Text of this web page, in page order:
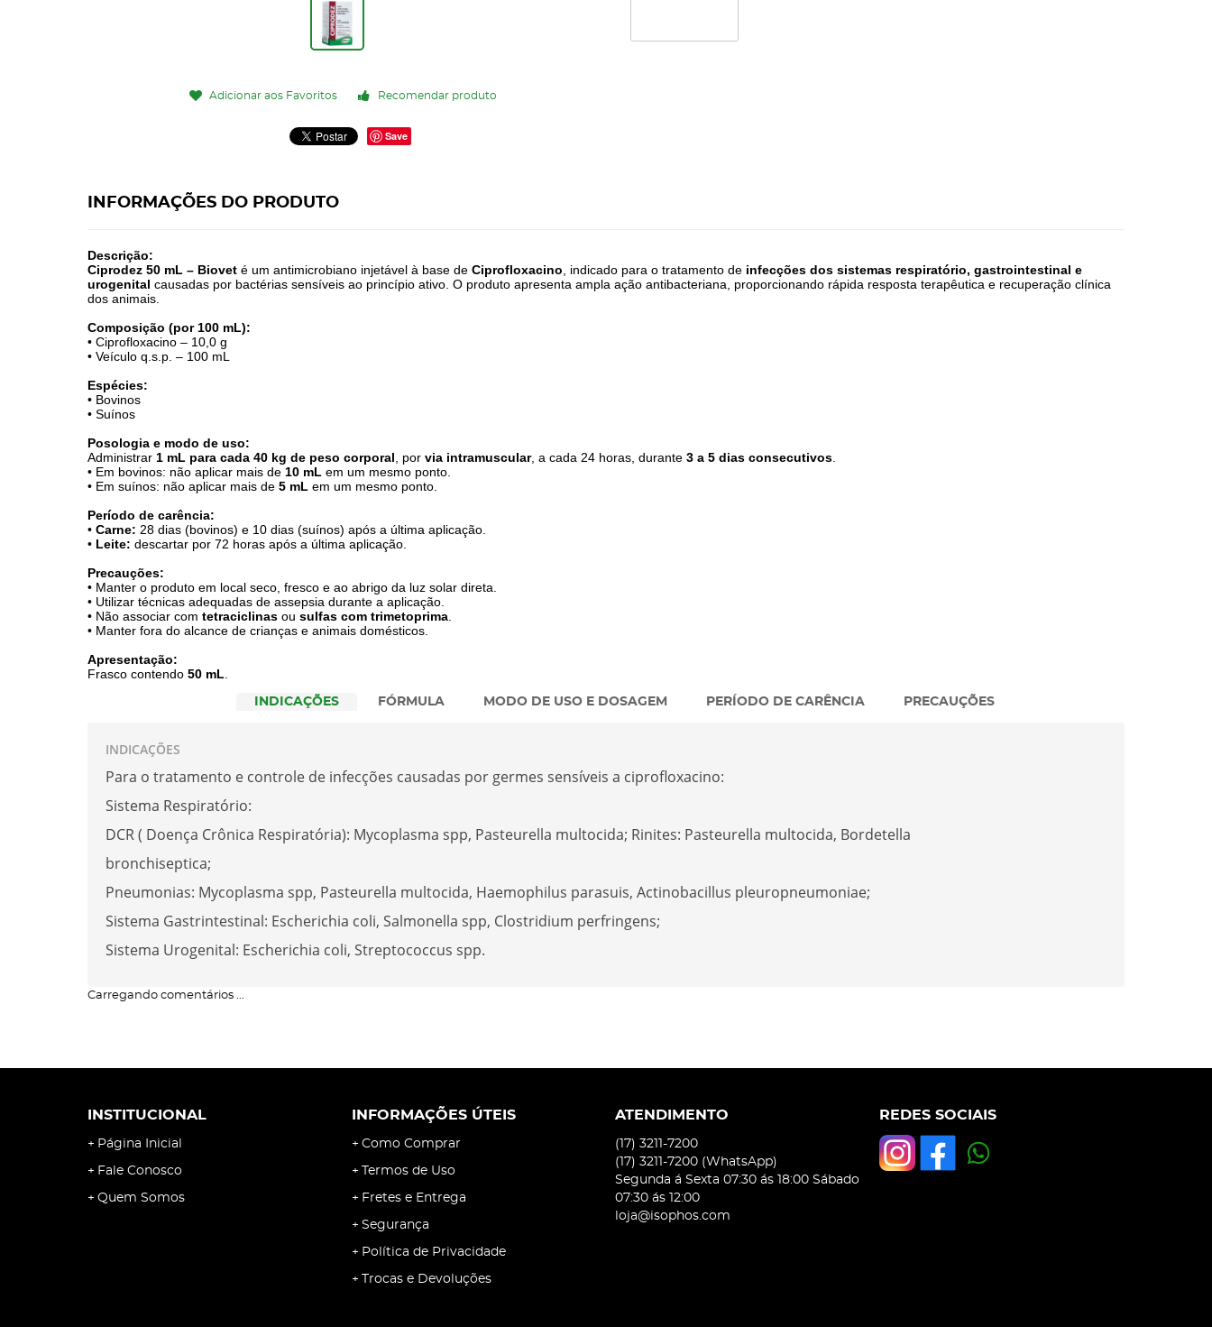
Adicionar aos Favoritos Recomendar produto
Save
INFORMAÇÕES DO PRODUTO
Descrição:
Ciprodez 50 mL – Biovet é um antimicrobiano injetável à base de Ciprofloxacino , indicado para o tratamento de infecções dos sistemas respiratório, gastrointestinal e
urogenital causadas por bactérias sensíveis ao princípio ativo. O produto apresenta ampla ação antibacteriana, proporcionando rápida resposta terapêutica e recuperação clínica
dos animais.
Composição (por 100 mL):
• Ciprofloxacino – 10,0 g
• Veículo q.s.p. – 100 mL
Espécies:
• Bovinos
• Suínos
Posologia e modo de uso:
Administrar 1 mL para cada 40 kg de peso corporal , por via intramuscular, a cada 24 horas, durante 3 a 5 dias consecutivos
• Em bovinos: não aplicar mais de 10 mL em um mesmo ponto.
• Em suínos: não aplicar mais de 5 mL em um mesmo ponto.
Período de carência:
• Carne: 28 dias (bovinos) e 10 dias (suínos) após a última aplicação.
• Leite: descartar por 72 horas após a última aplicação.
Precauções:
• Manter o produto em local seco, fresco e ao abrigo da luz solar direta.
• Utilizar técnicas adequadas de assepsia durante a aplicação.
• Não associar com tetraciclinas ou sulfas com trimetoprima
• Manter fora do alcance de crianças e animais domésticos.
Apresentação:
Frasco contendo 50 mL
INDICAÇÕES FÓRMULA MODO DE USO E DOSAGEM PERÍODO DE CARÊNCIA PRECAUÇÕES
INDICAÇÕES
Para o tratamento e controle de infecções causadas por germes sensíveis a ciprofloxacino:
Sistema Respiratório:
DCR ( Doença Crônica Respiratória): Mycoplasma spp, Pasteurella multocida; Rinites: Pasteurella multocida, Bordetella
bronchiseptica;
Pneumonias: Mycoplasma spp, Pasteurella multocida, Haemophilus parasuis, Actinobacillus pleuropneumoniae;
Sistema Gastrintestinal: Escherichia coli, Salmonella spp, Clostridium perfringens;
Sistema Urogenital: Escherichia coli, Streptococcus spp.
Carregando comentários ...
INSTITUCIONAL
Página Inicial
Fale Conosco
Quem Somos
INFORMAÇÕES ÚTEIS
Como Comprar
Termos de Uso
Fretes e Entrega
Segurança
Política de Privacidade
Trocas e Devoluções
ATENDIMENTO
(17) 3211-7200
(17) 3211-7200 (WhatsApp)
Segunda á Sexta 07:30 ás 18:00 Sábado
07:30 ás 12:00
loja@isophos.com
REDES SOCIAIS